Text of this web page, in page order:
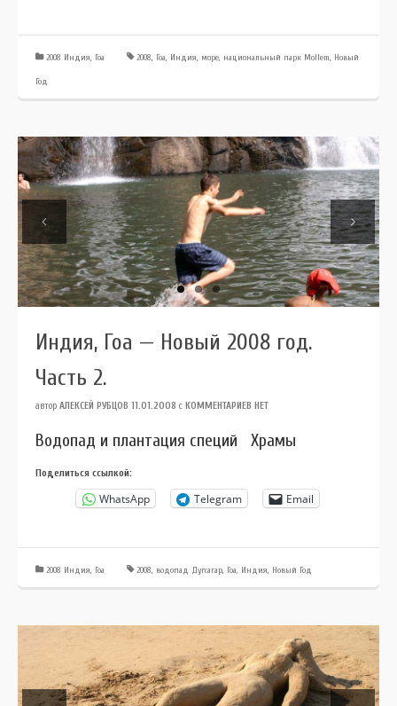
2008 Индия, Гоа 2008, Гоа, Индия, море, национальный парк Mollem, Новый
Год
Previous Next
Индия, Гоа — Новый 2008 год.
Часть 2.
автор АЛЕКСЕЙ РУБЦОВ 11.01.2008 с КОММЕНТАРИЕВ НЕТ
Водопад и плантация специй Храмы
Поделиться ссылкой:
WhatsApp Telegram Email
2008 Индия, Гоа 2008, водопад Дугсагар, Гоа, Индия, Новый Год